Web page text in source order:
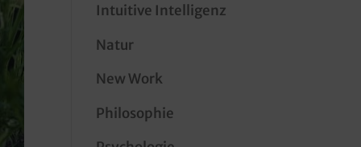
Intuitive Intelligenz
Natur
New Work
Philosophie